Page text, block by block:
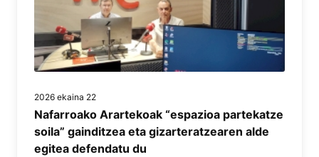
2026 ekaina 22
Nafarroako Arartekoak “espazioa partekatze
soila” gainditzea eta gizarteratzearen alde
egitea defendatu du